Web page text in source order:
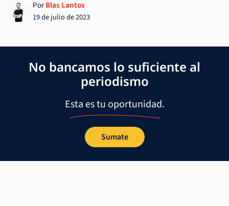
PorBlas Lantos
19 de julio de 2023
No bancamos lo suficiente al
periodismo
Esta es tu oportunidad.
Sumate